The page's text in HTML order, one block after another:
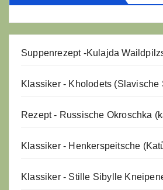
Suppenrezept -Kulajda
Klassiker - Kholodets (Slavische
Rezept - Russische Okroschka
Klassiker - Henkerspeitsche
Klassiker - Stille Sibylle